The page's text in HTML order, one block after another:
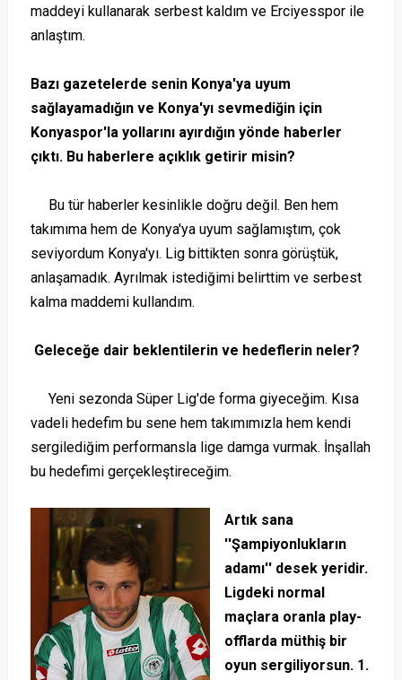
maddeyi kullanarak serbest kaldım ve Erciyesspor ile
anlaştım.
Bazı gazetelerde senin Konya'ya uyum
sağlayamadığın ve Konya'yı sevmediğin için
Konyaspor'la yollarını ayırdığın yönde haberler
çıktı. Bu haberlere açıklık getirir misin?
Bu tür haberler kesinlikle doğru değil. Ben hem
takımıma hem de Konya'ya uyum sağlamıştım, çok
seviyordum Konya'yı. Lig bittikten sonra görüştük,
anlaşamadık. Ayrılmak istediğimi belirttim ve serbest
kalma maddemi kullandım.
Geleceğe dair beklentilerin ve hedeflerin neler?
Yeni sezonda Süper Lig'de forma giyeceğim. Kısa
vadeli hedefim bu sene hem takımımızla hem kendi
sergilediğim performansla lige damga vurmak. İnşallah
bu hedefimi gerçekleştireceğim.
Artık sana
''Şampiyonlukların
adamı'' desek yeridir.
Ligdeki normal
maçlara oranla play-
offlarda müthiş bir
oyun sergiliyorsun. 1.